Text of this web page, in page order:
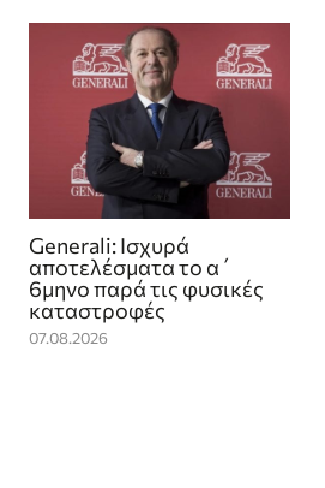
Generali: Ισχυρά
αποτελέσματα το α΄
6μηνο παρά τις φυσικές
καταστροφές
07.08.2026